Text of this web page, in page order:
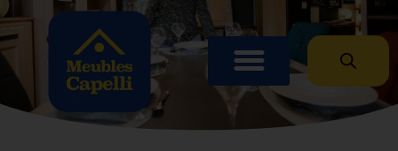
Panneau de gestion des cookies